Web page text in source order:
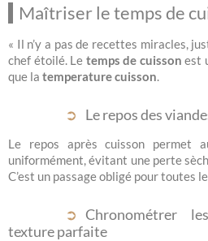
Maîtriser le temps de
« Il n’y a pas de recettes miracles,
chef étoilé. Le temps de cuisson est
que la temperature cuisson
Le repos des
Le repos après cuisson permet
uniformément, évitant une perte
C’est un passage obligé pour toutes
Chronométrer
texture parfaite